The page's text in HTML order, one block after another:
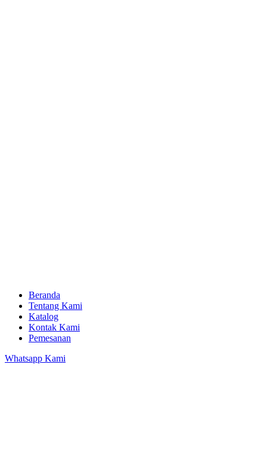
Beranda
Tentang Kami
Katalog
Kontak Kami
Pemesanan
Whatsapp Kami